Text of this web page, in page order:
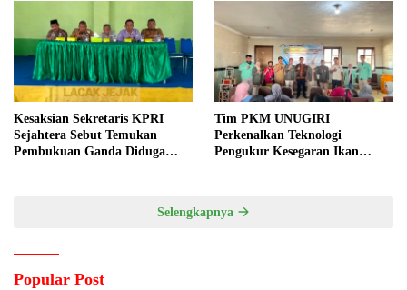
Kesaksian Sekretaris KPRI
Sejahtera Sebut Temukan
Pembukuan Ganda Diduga
Tim PKM UNUGIRI
Perkenalkan Teknologi
Pengukur Kesegaran Ikan
Selengkapnya
Popular Post